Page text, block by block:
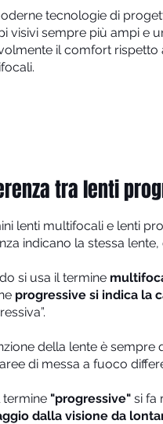
tecnologie di
visivi sempre più ampi e
il comfort rispetto
tra lenti
lenti multifocali e lenti
indicano la stessa
si usa il termine
progressive si indica la
della lente è sempre
di messa a fuoco
termine "progressive" si fa
dalla visione da